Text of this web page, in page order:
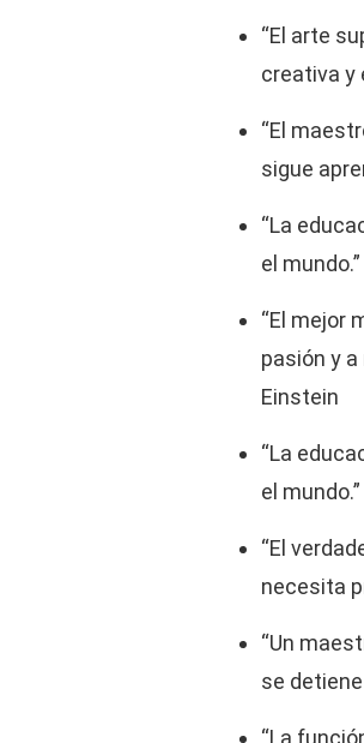
“El arte
creativa y
“El
sigue
“La
el
“El mejor
pasión y
Einstein
“La
el
“El
necesita
“Un
se
“La